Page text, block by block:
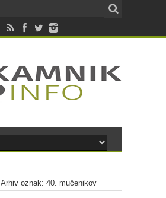
Arhiv oznak: 40. mučenikov